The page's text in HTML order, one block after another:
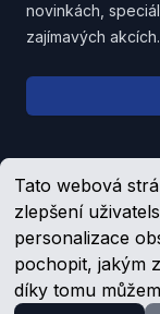
Tato webová
zlepšení
personalizace
pochopit, jakým
díky tomu
novinkách,
zajímavých akcích.
Email address
Upozornění pro
FacebookYouTube